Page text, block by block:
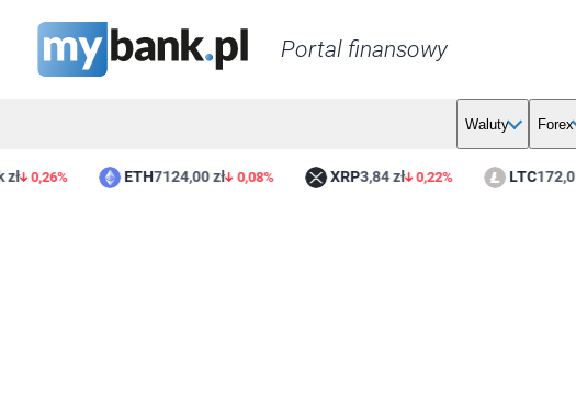
Portal finansowy
Waluty Forex
ETH7124,00 zł 0,08% XRP3,84 zł 0,22% LTC172,01 zł